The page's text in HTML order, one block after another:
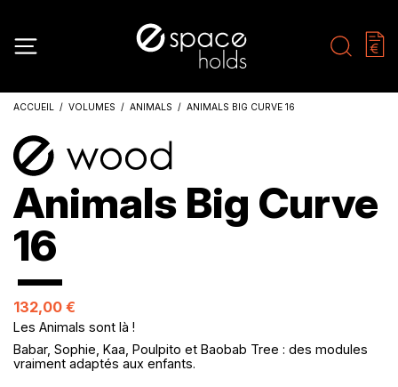
ACCUEIL VOLUMES ANIMALS ANIMALS BIG CURVE 16
Animals Big Curve
16
132,00 €
Les Animals sont là !
Babar, Sophie, Kaa, Poulpito et Baobab Tree : des modules
vraiment adaptés aux enfants.